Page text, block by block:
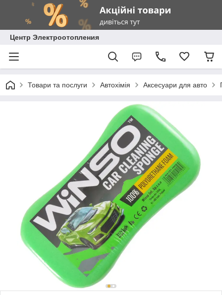
Центр Электроотопления
Товари та послуги Автохімія Аксесуари для авто